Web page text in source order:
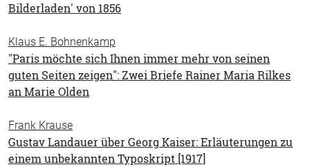
Bilderladen' von 1856
Klaus E. Bohnenkamp
"Paris möchte sich Ihnen immer mehr von seinen
guten Seiten zeigen": Zwei Briefe Rainer Maria Rilkes
an Marie Olden
Frank Krause
Gustav Landauer über Georg Kaiser: Erläuterungen zu
einem unbekannten Typoskript [1917]